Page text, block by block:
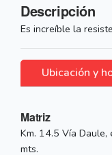
Descripción
Es increíble la
Ubicación y
Matriz
Km. 14.5 Vía
mts.